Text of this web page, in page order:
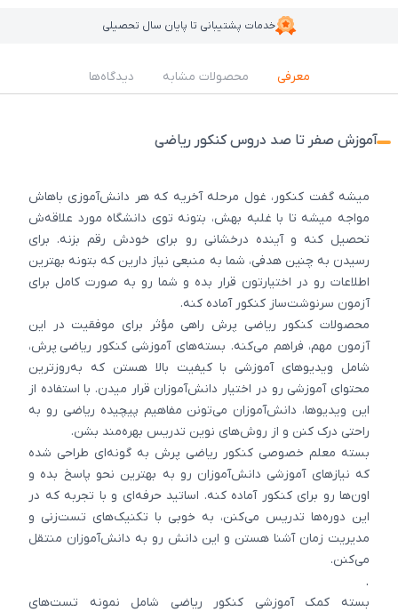
خدمات پشتیبانی تا پایان سال تحصیلی
معرفی محصولات مشابه دیدگاه‌ها
آموزش صفر تا صد دروس کنکور ریاضی
میشه گفت کنکور، غول مرحله آخریه که هر دانش‌آموزی باهاش
مواجه میشه تا با غلبه بهش، بتونه توی دانشگاه‌ مورد علاقه‌ش
تحصیل کنه و آینده درخشانی رو برای خودش رقم بزنه. برای
رسیدن به چنین هدفی، شما به منبعی نیاز دارین که بتونه بهترین
اطلاعات رو در اختیارتون قرار بده و شما رو به صورت کامل برای
آزمون سرنوشت‌ساز کنکور آماده کنه.
محصولات کنکور ریاضی پرش راهی مؤثر برای موفقیت در این
آزمون مهم، فراهم می‌کنه. بسته‌های آموزشی کنکور ریاضی پرش،
شامل ویدیوهای آموزشی با کیفیت بالا هستن که به‌روزترین
محتوای آموزشی رو در اختیار دانش‌آموزان قرار میدن. با استفاده از
این ویدیوها، دانش‌آموزان می‌تونن مفاهیم پیچیده ریاضی رو به
راحتی درک کنن و از روش‌های نوین تدریس بهره‌مند بشن.
بسته معلم خصوصی کنکور ریاضی پرش به گونه‌ای طراحی شده
که نیازهای آموزشی دانش‌آموزان رو به بهترین نحو پاسخ بده و
اون‌ها رو برای کنکور آماده کنه. اساتید حرفه‌ای و با تجربه که در
این دوره‌ها تدریس می‌کنن، به خوبی با تکنیک‌های تست‌زنی و
مدیریت زمان آشنا هستن و این دانش رو به دانش‌آموزان منتقل
می‌کنن.
.
بسته کمک آموزشی کنکور ریاضی شامل نمونه تست‌های